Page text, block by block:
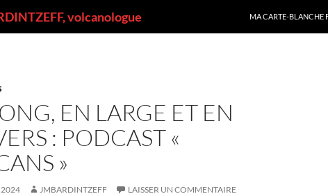
volcanologue
MA CARTE-BLANCHE
EN LARGE ET EN
: PODCAST «
»
2024 JMBARDINTZEFF LAISSER UN COMMENTAIRE